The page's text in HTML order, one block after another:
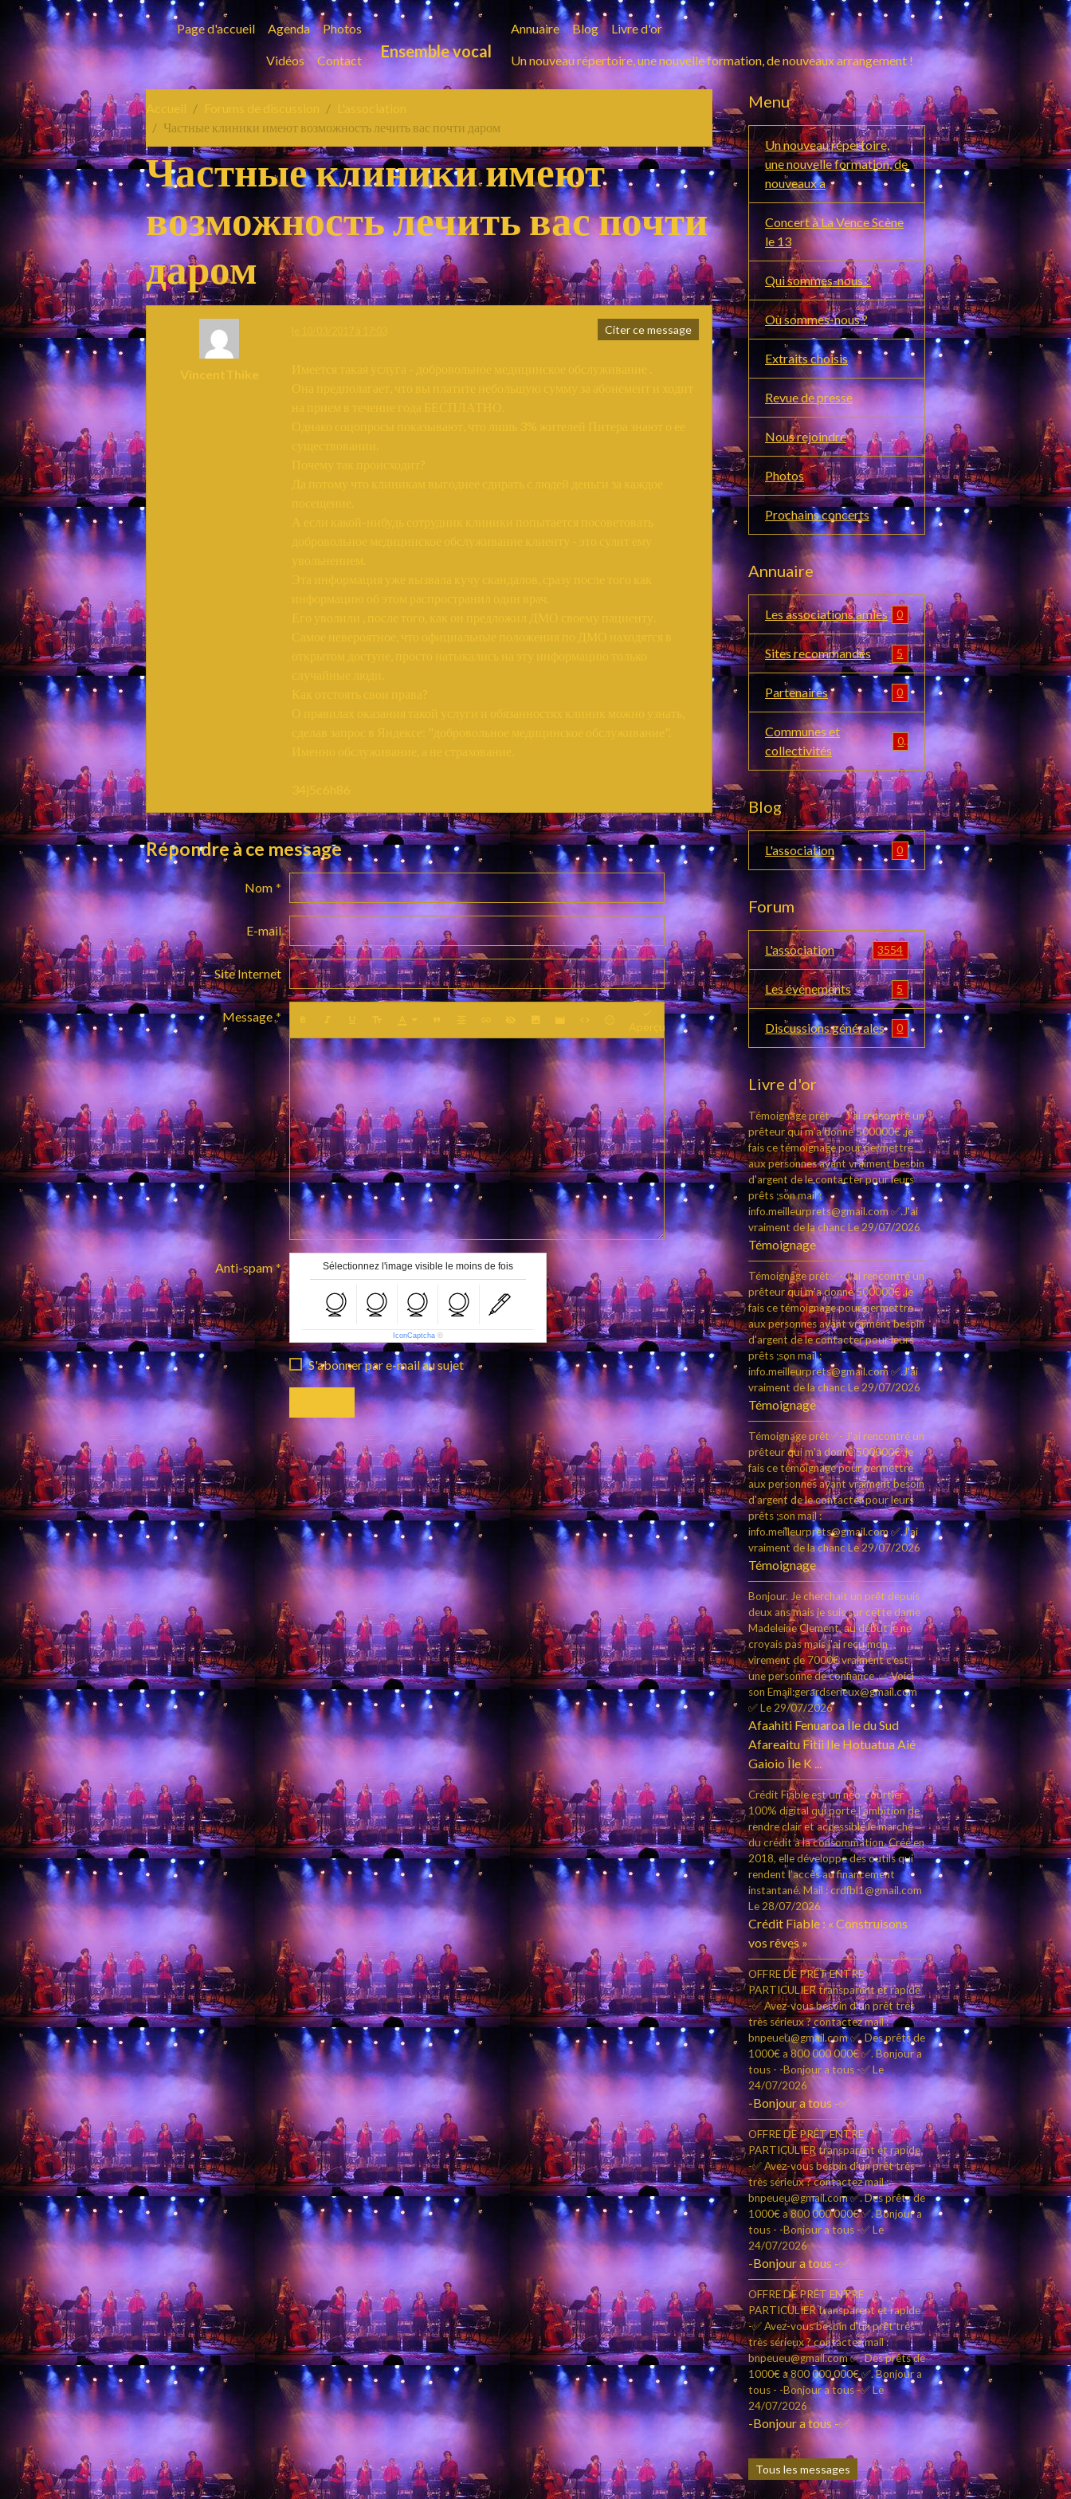
Page d'accueil Agenda Photos
Vidéos Contact Ensemble vocal
Annuaire Blog Livre d'or
Un nouveau répertoire, une nouvelle formation, de nouveaux arrangement !
Accueil Forums de discussion
L'association
Частные клиники имеют возможность лечить вас почти даром
Частные клиники имеют
возможность лечить вас почти
даром
VincentThike
Citer ce message
Имеется такая услуга - добровольное медицинское обслуживание .
Она предполагает, что вы платите небольшую сумму за абонемент и ходит
на прием в течение года БЕСПЛАТНО.
Однако соцопросы показывают, что лишь 3% жителей Питера знают о ее
существовании.
Почему так происходит?
Да потому что клиникам выгоднее сдирать с людей деньги за каждое
посещение.
А если какой-нибудь сотрудник клиники попытается посоветовать
добровольное медицинское обслуживание клиенту - это сулит ему
увольнением.
Эта информация уже вызвала кучу скандалов, сразу после того как
информацию об этом распространил один врач.
Его уволили , после того, как он предложил ДМО своему пациенту.
Самое невероятное, что официальные положения по ДМО находятся в
открытом доступе, просто натыкались на эту информацию только
случайные люди.
Как отстоять свои права?
О правилах оказания такой услуги и обязанностях клиник можно узнать,
сделав запрос в Яндексе: "добровольное медицинское обслуживание".
Именно обслуживание, а не страхование.
34j5c6h86
Répondre à ce message
Nom
E-mail
Site Internet
Message
Aperçu
Anti-spam Sélectionnez l'image visible le moins de fois
IconCaptcha ©
S'abonner par e-mail au sujet
Menu
Un nouveau répertoire,
une nouvelle formation, de
nouveaux a
Concert à La Vence Scène
le 13
Qui sommes-nous ?
Où sommes-nous ?
Extraits choisis
Revue de presse
Nous rejoindre
Photos
Prochains concerts
Annuaire
Les associations amies 0
Sites recommandés 5
Partenaires 0
Communes et
collectivités
0
Blog
L'association 0
Forum
L'association 3554
Les événements 5
Discussions générales 0
Livre d'or
Témoignage prêt✅- J'ai rencontré un
prêteur qui m'a donné 500000€ ,je
fais ce témoignage pour permettre
aux personnes ayant vraiment besoin
d'argent de le contacter pour leurs
prêts ;son mail :
info.meilleurprets@gmail.com ✅.J'ai
vraiment de la chancLe 29/07/2026
Témoignage
Témoignage prêt✅- J'ai rencontré un
prêteur qui m'a donné 500000€ ,je
fais ce témoignage pour permettre
aux personnes ayant vraiment besoin
d'argent de le contacter pour leurs
prêts ;son mail :
info.meilleurprets@gmail.com ✅.J'ai
vraiment de la chanc Le 29/07/2026
Témoignage
Témoignage prêt✅- J'ai rencontré un
prêteur qui m'a donné 500000€ ,je
fais ce témoignage pour permettre
aux personnes ayant vraiment besoin
d'argent de le contacter pour leurs
prêts ;son mail :
info.meilleurprets@gmail.com ✅.J'ai
vraiment de la chancLe 29/07/2026
Témoignage
Bonjour. Je cherchait un prêt depuis
deux ans mais je suis sur cette dame
Madeleine Clement, au début je ne
croyais pas mais j'ai reçu mon
virement de 7000€ vraiment c’est
une personne de confiance ,✅ Voici
son Email:gerardserieux@gmail.com
✅Le 29/07/2026
Afaahiti Fenuaroa Île du Sud
Afareaitu Fitii Ile Hotuatua Aié
Gaioio Île K ...
Crédit Fiable est un néo-courtier
100% digital qui porte l’ambition de
rendre clair et accessible le marché
du crédit à la consommation. Créé en
2018, elle développe des outils qui
rendent l’accès au financement
instantané. Mail : crdfbl1@gmail.com
Le 28/07/2026
Crédit Fiable : « Construisons
vos rêves »
OFFRE DE PRÊT ENTRE
PARTICULIER transparent et rapide
-✅ Avez-vous besoin d'un prêt très
très sérieux ? contactez mail :
bnpeueu@gmail.com ✅. Des prêts de
1000€ a 800 000 000€ ✅. Bonjour a
tous - -Bonjour a tous -✅Le
24/07/2026
-Bonjour a tous -✅
OFFRE DE PRÊT ENTRE
PARTICULIER transparent et rapide
-✅ Avez-vous besoin d'un prêt très
très sérieux ? contactez mail :
bnpeueu@gmail.com ✅. Des prêts de
1000€ a 800 000 000€ ✅. Bonjour a
tous - -Bonjour a tous -✅Le
24/07/2026
-Bonjour a tous -✅
OFFRE DE PRÊT ENTRE
PARTICULIER transparent et rapide
-✅ Avez-vous besoin d'un prêt très
très sérieux ? contactez mail :
bnpeueu@gmail.com ✅. Des prêts de
1000€ a 800 000 000€ ✅. Bonjour a
tous - -Bonjour a tous -✅Le
24/07/2026
-Bonjour a tous -✅
Tous les messages